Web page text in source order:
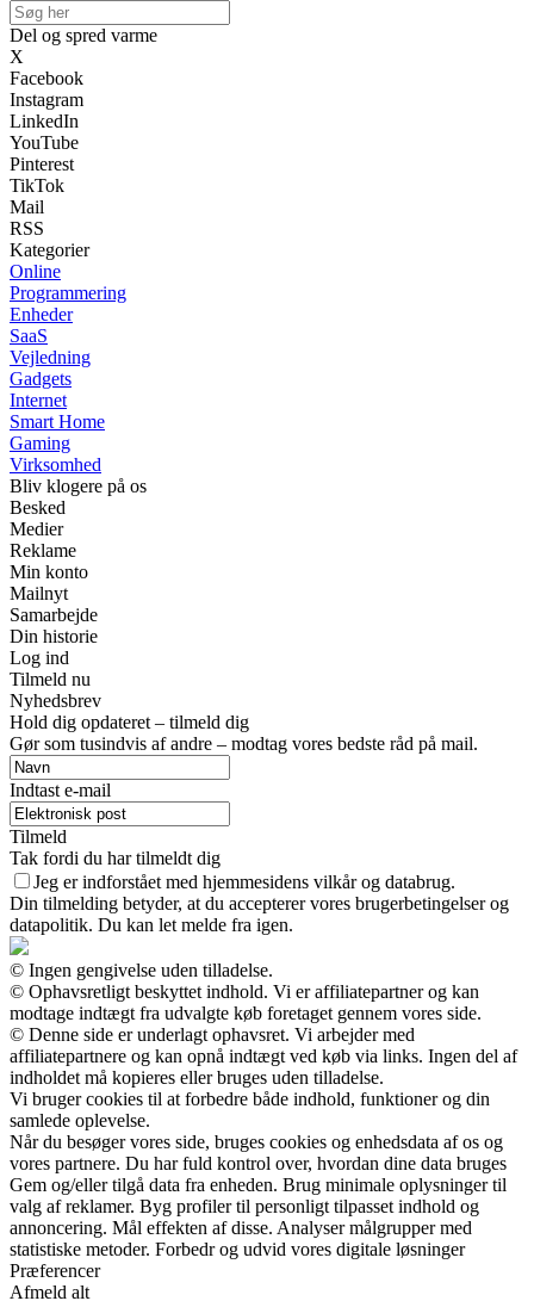
Del og spred varme
X
Facebook
Instagram
LinkedIn
YouTube
Pinterest
TikTok
Mail
RSS
Kategorier
Online
Programmering
Enheder
SaaS
Vejledning
Gadgets
Internet
Smart Home
Gaming
Virksomhed
Bliv klogere på os
Besked
Medier
Reklame
Min konto
Mailnyt
Samarbejde
Din historie
Log ind
Tilmeld nu
Nyhedsbrev
Hold dig opdateret – tilmeld dig
Gør som tusindvis af andre – modtag vores bedste råd på mail.
Indtast e-mail
Tilmeld
Tak fordi du har tilmeldt dig
Jeg er indforstået med hjemmesidens vilkår og databrug.
Din tilmelding betyder, at du accepterer vores brugerbetingelser og
datapolitik. Du kan let melde fra igen.
© Ingen gengivelse uden tilladelse.
© Ophavsretligt beskyttet indhold. Vi er affiliatepartner og kan
modtage indtægt fra udvalgte køb foretaget gennem vores side.
© Denne side er underlagt ophavsret. Vi arbejder med
affiliatepartnere og kan opnå indtægt ved køb via links. Ingen del af
indholdet må kopieres eller bruges uden tilladelse.
Vi bruger cookies til at forbedre både indhold, funktioner og din
samlede oplevelse.
Når du besøger vores side, bruges cookies og enhedsdata af os og
vores partnere. Du har fuld kontrol over, hvordan dine data bruges
Gem og/eller tilgå data fra enheden. Brug minimale oplysninger til
valg af reklamer. Byg profiler til personligt tilpasset indhold og
annoncering. Mål effekten af disse. Analyser målgrupper med
statistiske metoder. Forbedr og udvid vores digitale løsninger
Præferencer
Afmeld alt